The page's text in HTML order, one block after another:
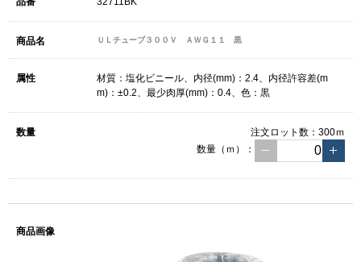
ＵＬチューブ３００Ｖ ＡＷＧ１１ 黒
材質：塩化ビニール、内径(mm)：2.4、内径許容差(m
m)：±0.2、最少肉厚(mm)：0.4、色：黒
注文ロット数： 300ｍ
数量（ｍ）：